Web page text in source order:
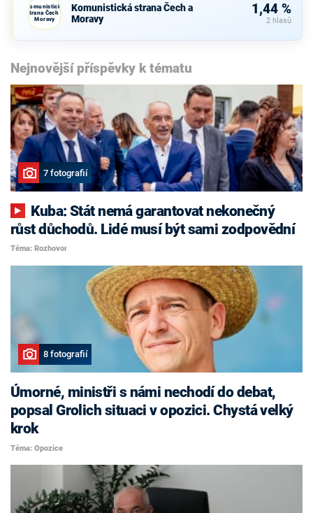
Komunistická
strana Čech a
Moravy
Komunistická strana Čech a
Moravy
1,44 %
2 hlasů
Nejnovější příspěvky k tématu
7 fotografií
růst důchodů. Lidé musí být sami zodpovědní
Téma: Rozhovor
8 fotografií
Úmorné, ministři s námi nechodí do debat,
popsal Grolich situaci v opozici. Chystá velký
krok
Téma: Opozice